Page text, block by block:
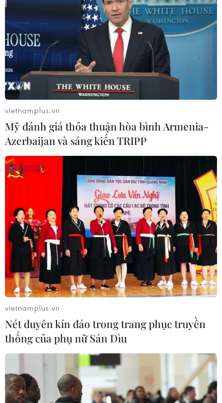
TIN CÙNG CHUYÊN MỤC
Xuất khẩu dệt may 7 tháng đạt trên
vietnamplus.vn
Mỹ đánh giá thỏa thuận hòa bình Armenia-
Azerbaijan và sáng kiến TRIPP
vietnamplus.vn
Nét duyên kín đáo trong trang phục truyền
thống của phụ nữ Sán Dìu